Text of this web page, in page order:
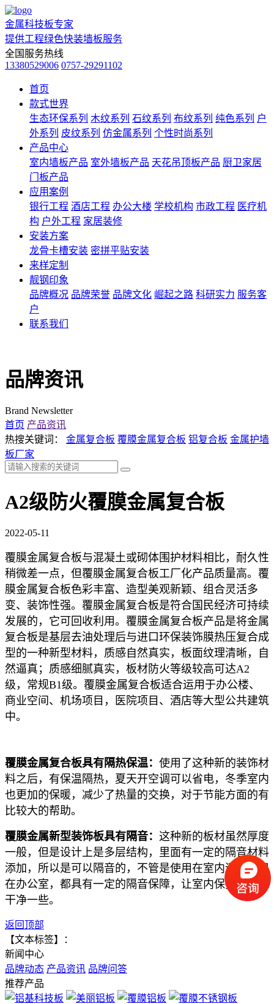
金属科技板专家
提供工程绿色快装墙板服务
全国服务热线
13380529006 0757-29291102
首页
款式世界
生态环保系列 木纹系列 石纹系列 布纹系列 纯色系列 户
外系列 皮纹系列 仿金属系列 个性时尚系列
产品中心
室内墙板产品 室外墙板产品 天花吊顶板产品 厨卫家居
门板产品
应用案例
银行工程 酒店工程 办公大楼 学校机构 市政工程 医疗机
构 户外工程 家居装修
安装方案
龙骨卡槽安装 密拼平贴安装
来样定制
靓钢印象
品牌概况 品牌荣誉 品牌文化 崛起之路 科研实力 服务客
户
联系我们
品牌资讯
Brand Newsletter
首页 产品资讯
热搜关键词：
金属复合板 覆膜金属复合板 铝复合板 金属护墙
板厂家
A2级防火覆膜金属复合板
2022-05-11
覆膜金属复合板与混凝土或砌体围护材料相比，耐久性
稍微差一点，但覆膜金属复合板工厂化产品质量高。覆
膜金属复合板色彩丰富、造型美观新颖、组合灵活多
变、装饰性强。覆膜金属复合板是符合国民经济可持续
发展的，它可回收利用。覆膜金属复合板产品是将金属
复合板是基层去油处理后与进口环保装饰膜热压复合成
型的一种新型材料， 质感自然真实，板面纹理清晰，自
然逼真；质感细腻真实，板材防火等级较高可达A2
级，常规B1级。覆膜金属复合板适合运用于办公楼、
商业空间、机场项目，医院项目、酒店等大型公共建筑
中。
覆膜金属复合板具有隔热保温： 使用了这种新的装饰材
料之后，有保温隔热，夏天开空调可以省电，冬季室内
也更加的保暖，减少了热量的交换，对于节能方面的有
比较大的帮助。
覆膜金属新型装饰板具有隔音： 这种新的板材虽然厚度
一般，但是设计上是多层结构，里面有一定的隔音材料
添加，所以是可以隔音的，不管是使用在室内还是使用
在办公室，都具有一定的隔音保障，让室内保持更加的
干净一些。
返回顶部
【文本标签】：
新闻中心
品牌动态 产品资讯 品牌问答
推荐产品